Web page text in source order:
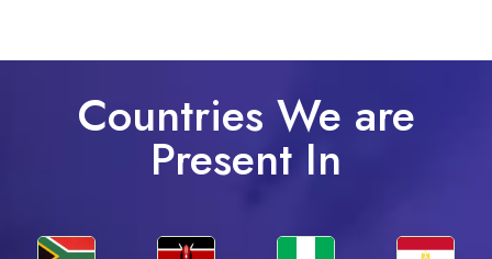
Countries We are
Present In